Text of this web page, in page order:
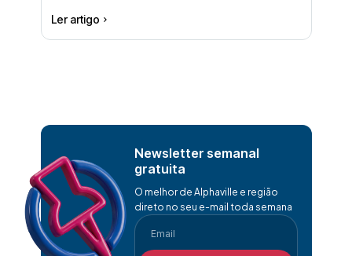
Ler artigo
Newsletter semanal
gratuita
O melhor de Alphaville e região
direto no seu e-mail toda semana